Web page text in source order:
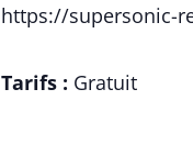
https://supersonic-
Tarifs : Gratuit